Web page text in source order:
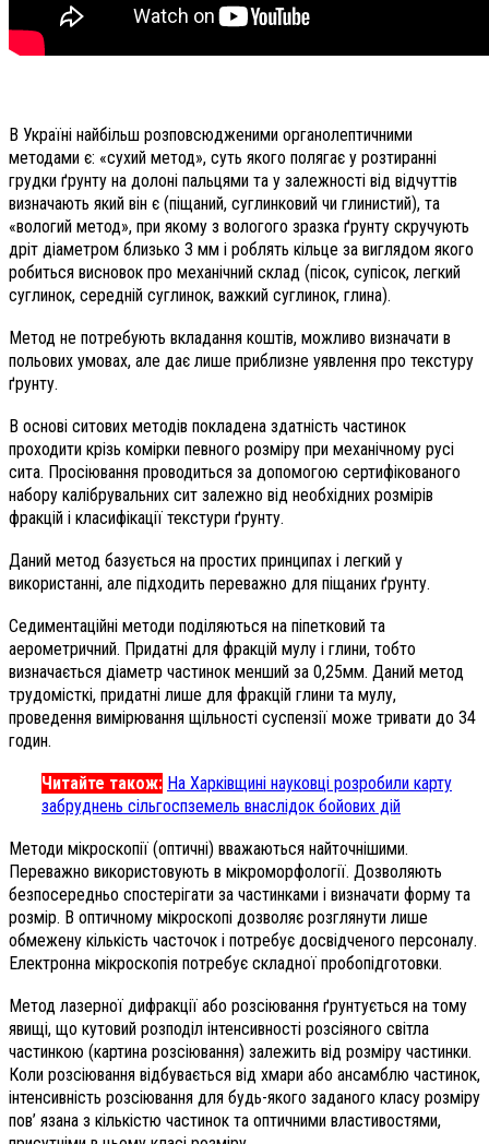
В Україні найбільш розповсюдженими органолептичними
методами є: «сухий метод», суть якого полягає у розтиранні
грудки ґрунту на долоні пальцями та у залежності від відчуттів
визначають який він є (піщаний, суглинковий чи глинистий), та
«вологий метод», при якому з вологого зразка ґрунту скручують
дріт діаметром близько 3 мм і роблять кільце за виглядом якого
робиться висновок про механічний склад (пісок, супісок, легкий
суглинок, середній суглинок, важкий суглинок, глина).
Метод не потребують вкладання коштів, можливо визначати в
польових умовах, але дає лише приблизне уявлення про текстуру
ґрунту.
В основі ситових методів покладена здатність частинок
проходити крізь комірки певного розміру при механічному русі
сита. Просіювання проводиться за допомогою сертифікованого
набору калібрувальних сит залежно від необхідних розмірів
фракцій і класифікації текстури ґрунту.
Даний метод базується на простих принципах і легкий у
використанні, але підходить переважно для піщаних ґрунту.
Седиментаційні методи поділяються на піпетковий та
аерометричний. Придатні для фракцій мулу і глини, тобто
визначається діаметр частинок менший за 0,25мм. Даний метод
трудомісткі, придатні лише для фракцій глини та мулу,
проведення вимірювання щільності суспензії може тривати до 34
годин.
Читайте також: На Харківщині науковці розробили карту
забруднень сільгоспземель внаслідок бойових дій
Методи мікроскопії (оптичні) вважаються найточнішими.
Переважно використовують в мікроморфології. Дозволяють
безпосередньо спостерігати за частинками і визначати форму та
розмір. В оптичному мікроскопі дозволяє розглянути лише
обмежену кількість часточок і потребує досвідченого персоналу.
Електронна мікроскопія потребує складної пробопідготовки.
Метод лазерної дифракції або розсіювання ґрунтується на тому
явищі, що кутовий розподіл інтенсивності розсіяного світла
частинкою (картина розсіювання) залежить від розміру частинки.
Коли розсіювання відбувається від хмари або ансамблю частинок,
інтенсивність розсіювання для будь-якого заданого класу розміру
пов’ язана з кількістю частинок та оптичними властивостями,